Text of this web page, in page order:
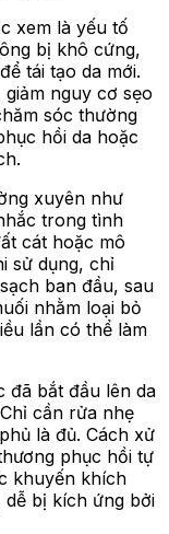
xem là yếu tố
bị khô cứng,
tái tạo da mới.
nguy cơ sẹo
sóc thường
hồi da hoặc
xuyên như
trong tình
cát hoặc mô
sử dụng, chỉ
ban đầu, sau
nhằm loại bỏ
lần có thể làm
đã bắt đầu lên da
cần rửa nhẹ
là đủ. Cách xử
phục hồi tự
khuyến khích
dễ bị kích ứng bởi